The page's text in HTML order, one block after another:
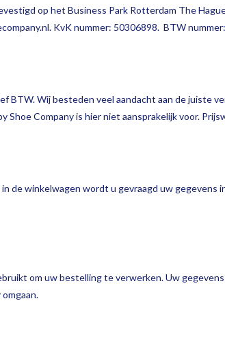
op het Business Park Rotterdam The
. KvK nummer: 50306898. BTW
BTW. Wij besteden veel aandacht aan de juiste
Shoe Company is hier niet aansprakelijk voor.
de winkelwagen wordt u gevraagd uw
om uw bestelling te verwerken. Uw